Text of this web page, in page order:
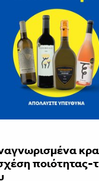
ποιότητας-